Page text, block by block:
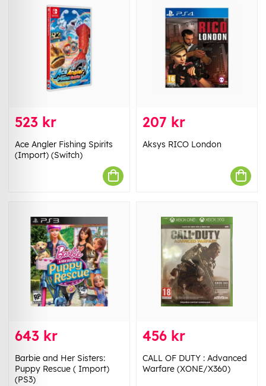
523 kr
Ace Angler Fishing Spirits
(Import) (Switch)
207 kr
Aksys RICO London
643 kr
Barbie and Her Sisters:
Puppy Rescue ( Import)
(PS3)
456 kr
CALL OF DUTY : Advanced
Warfare (XONE/X360)